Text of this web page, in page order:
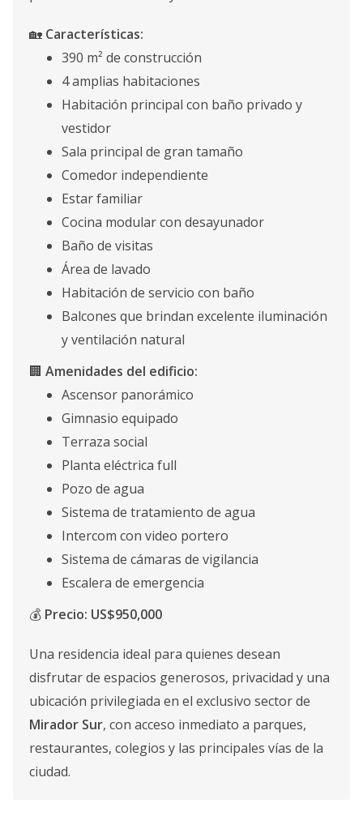
🏡 Características:
390 m² de construcción
4 amplias habitaciones
Habitación principal con baño privado y
vestidor
Sala principal de gran tamaño
Comedor independiente
Estar familiar
Cocina modular con desayunador
Baño de visitas
Área de lavado
Habitación de servicio con baño
Balcones que brindan excelente iluminación
y ventilación natural
🏢 Amenidades del edificio:
Ascensor panorámico
Gimnasio equipado
Terraza social
Planta eléctrica full
Pozo de agua
Sistema de tratamiento de agua
Intercom con video portero
Sistema de cámaras de vigilancia
Escalera de emergencia
💰 Precio: US$950,000
Una residencia ideal para quienes desean
disfrutar de espacios generosos, privacidad y una
ubicación privilegiada en el exclusivo sector de
Mirador Sur, con acceso inmediato a parques,
restaurantes, colegios y las principales vías de la
ciudad.